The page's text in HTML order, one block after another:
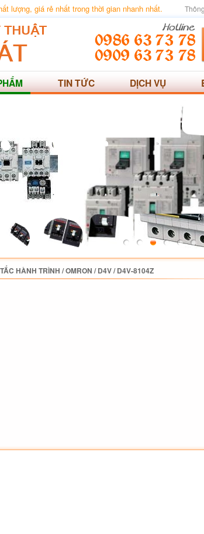
lượng, giá rẻ nhất trong thời gian nhanh nhất.
TIN TỨC DỊCH VỤ
HÀNH TRÌNH /OMRON /D4V/D4V-8104Z